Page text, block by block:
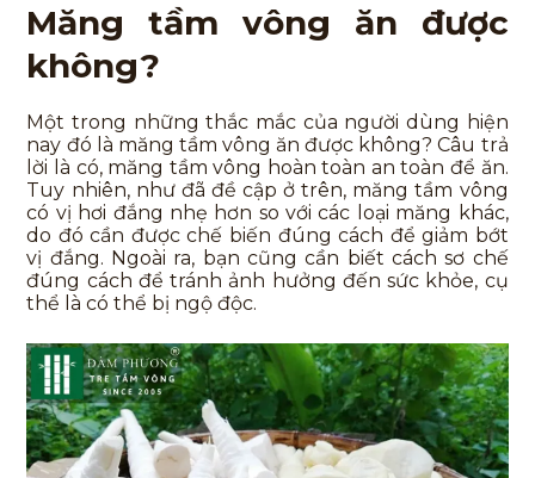
Măng tầm vông ăn được
không?
Một trong những thắc mắc của người dùng hiện
nay đó là măng tầm vông ăn được không? Câu trả
lời là có, măng tầm vông hoàn toàn an toàn để ăn.
Tuy nhiên, như đã đề cập ở trên, măng tầm vông
có vị hơi đắng nhẹ hơn so với các loại măng khác,
do đó cần được chế biến đúng cách để giảm bớt
vị đắng. Ngoài ra, bạn cũng cần biết cách sơ chế
đúng cách để tránh ảnh hưởng đến sức khỏe, cụ
thể là có thể bị ngộ độc.